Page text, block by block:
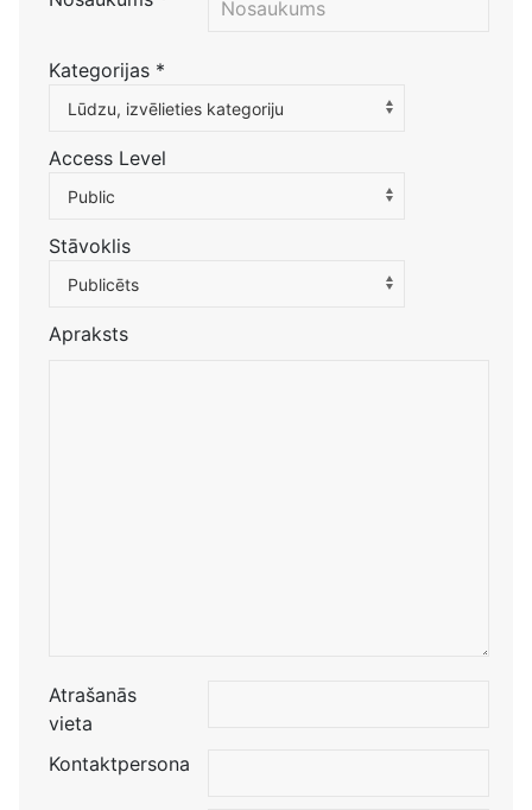
Kategorijas *
Atlasiet kategoriju, lai filtrētu sarakstu
Lūdzu, izvēlieties kategoriju
Access Level
Public
Stāvoklis
Publicēts
Apraksts
Atrašanās
vieta
Kontaktpersona